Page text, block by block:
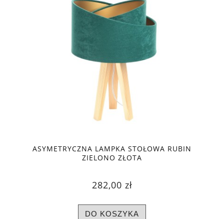
ASYMETRYCZNA LAMPKA STOŁOWA RUBIN
ZIELONO ZŁOTA
282,00 zł
DO KOSZYKA